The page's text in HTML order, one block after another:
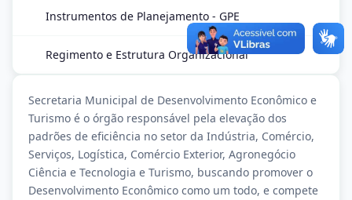
Instrumentos de Planejamento - GPE
Regimento e Estrutura Organizacional
Secretaria Municipal de Desenvolvimento Econômico e
Turismo é o órgão responsável pela elevação dos
padrões de eficiência no setor da Indústria, Comércio,
Serviços, Logística, Comércio Exterior, Agronegócio
Ciência e Tecnologia e Turismo, buscando promover o
Desenvolvimento Econômico como um todo, e compete